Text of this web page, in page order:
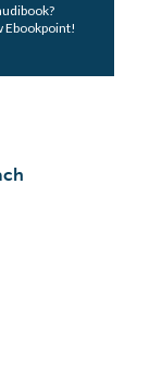
Ebookpoint!